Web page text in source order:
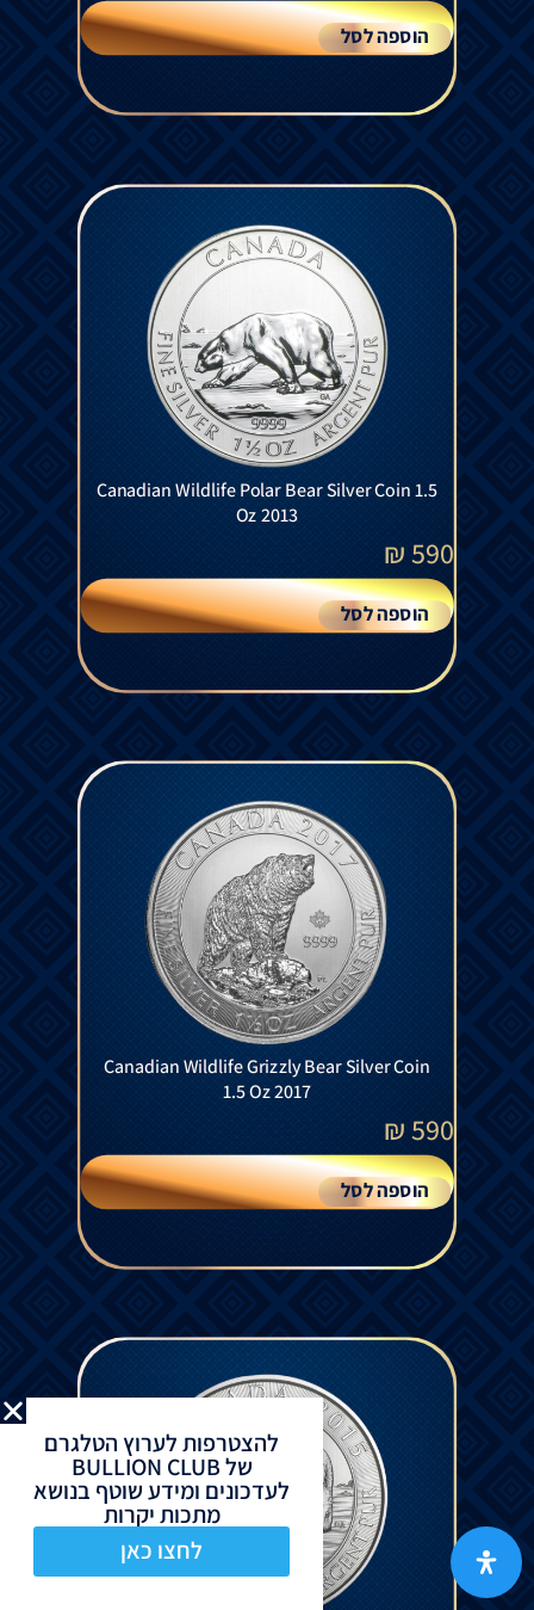
הוספה לסל
Canadian Wildlife Polar Bear Silver Coin 1.5
Oz 2013
590
₪
הוספה לסל
Canadian Wildlife Grizzly Bear Silver Coin
1.5 Oz 2017
590
₪
הוספה לסל
להצטרפות לערוץ הטלגרם
של BULLION CLUB
לעדכונים ומידע שוטף בנושא
מתכות יקרות
לחצו כאן